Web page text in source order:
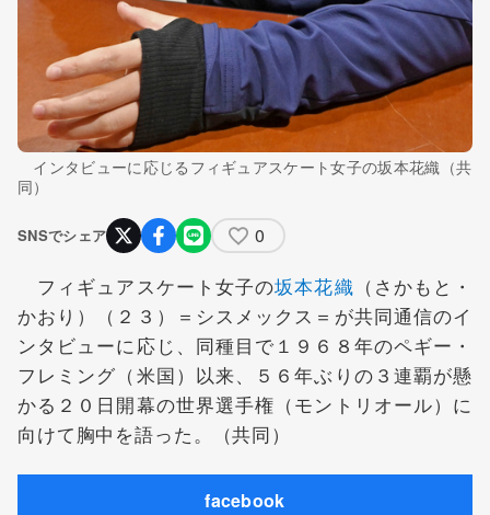
インタビューに応じるフィギュアスケート女子の坂本花織（共
同）
SNSでシェア 0
フィギュアスケート女子の坂本花織 （さかもと・
かおり）（２３）＝シスメックス＝が共同通信のイ
ンタビューに応じ、同種目で１９６８年のペギー・
フレミング（米国）以来、５６年ぶりの３連覇が懸
かる２０日開幕の世界選手権（モントリオール）に
向けて胸中を語った。（共同）
facebook